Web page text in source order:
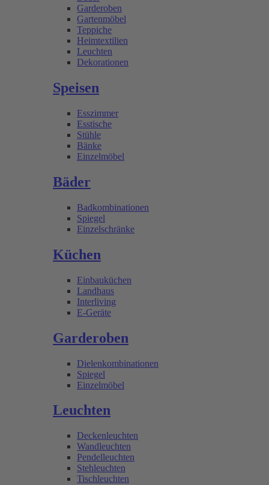
Garderoben
Gartenmöbel
Teppiche
Heimtextilien
Leuchten
Dekorationen
Speisen
Esszimmer
Esstische
Stühle
Bänke
Einzelmöbel
Bäder
Badkombinationen
Spiegel
Einzelschränke
Küchen
Einbauküchen
Landhaus
Interliving
E-Geräte
Garderoben
Dielenkombinationen
Spiegel
Einzelmöbel
Leuchten
Deckenleuchten
Wandleuchten
Pendelleuchten
Stehleuchten
Tischleuchten